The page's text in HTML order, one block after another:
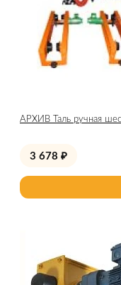
АРХИВ Таль ручная
3 678 ₽